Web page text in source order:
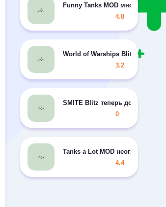
Funny Tanks MOD много денег
4.8
World of Warships Blitz War
3.2
SMITE Blitz теперь доступен
0
Tanks a Lot MOD
4.4